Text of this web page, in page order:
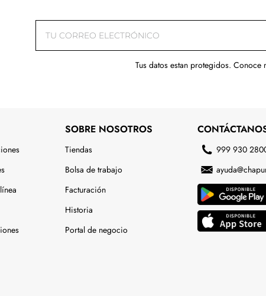
Tus datos estan protegidos. Conoce
SOBRE NOSOTROS
Tiendas
Bolsa de trabajo
Facturación
Historia
Portal de negocio
999 930